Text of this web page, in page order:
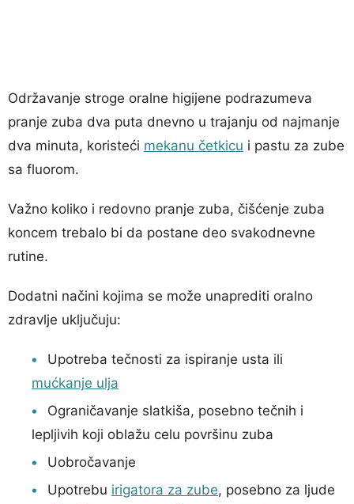
Održavanje stroge oralne higijene podrazumeva
pranje zuba dva puta dnevno u trajanju od najmanje
dva minuta, koristeći mekanu četkicu i pastu za zube
sa fluorom.
Važno koliko i redovno pranje zuba, čišćenje zuba
koncem trebalo bi da postane deo svakodnevne
rutine.
Dodatni načini kojima se može unaprediti oralno
zdravlje uključuju:
Upotreba tečnosti za ispiranje usta ili
mućkanje ulja
Ograničavanje slatkiša, posebno tečnih i
lepljivih koji oblažu celu površinu zuba
Uobročavanje
Upotrebu irigatora za zube, posebno za ljude